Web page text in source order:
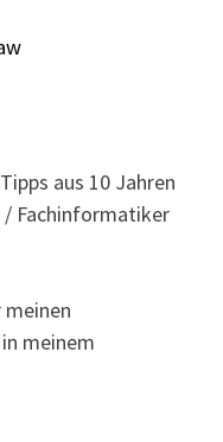
aus 10 Jahren
Fachinformatiker
meinem